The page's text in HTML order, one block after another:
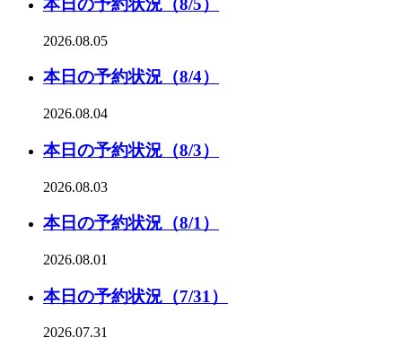
本日の予約状況（8/5）
2026.08.05
本日の予約状況（8/4）
2026.08.04
本日の予約状況（8/3）
2026.08.03
本日の予約状況（8/1）
2026.08.01
本日の予約状況（7/31）
2026.07.31